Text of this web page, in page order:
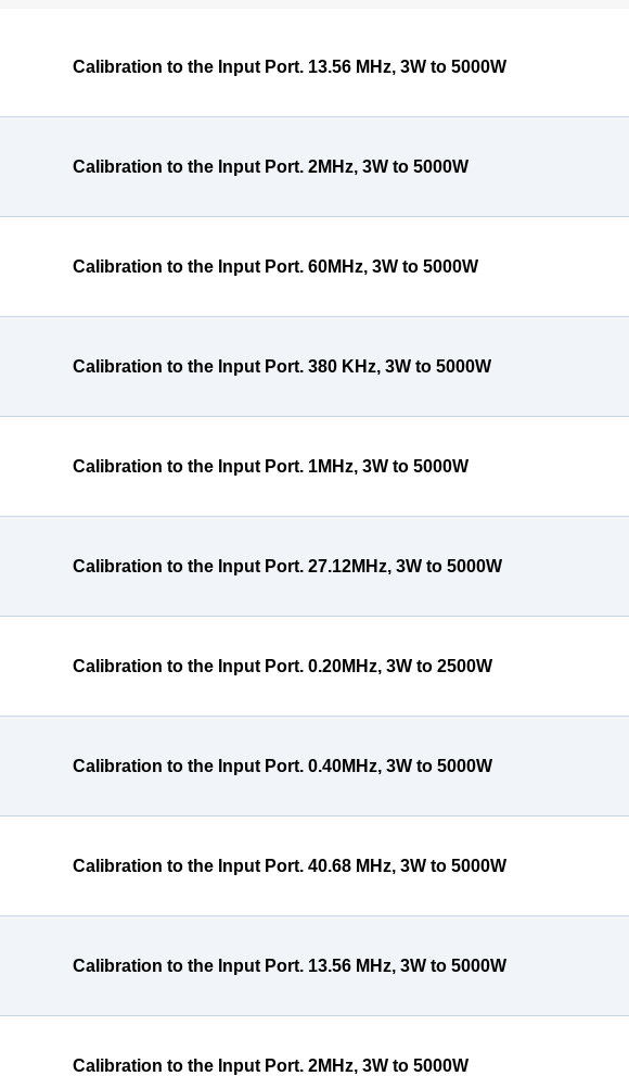
Calibration to the Input Port. 13.56 MHz, 3W to 5000W
Calibration to the Input Port. 2MHz, 3W to 5000W
Calibration to the Input Port. 60MHz, 3W to 5000W
Calibration to the Input Port. 380 KHz, 3W to 5000W
Calibration to the Input Port. 1MHz, 3W to 5000W
Calibration to the Input Port. 27.12MHz, 3W to 5000W
Calibration to the Input Port. 0.20MHz, 3W to 2500W
Calibration to the Input Port. 0.40MHz, 3W to 5000W
Calibration to the Input Port. 40.68 MHz, 3W to 5000W
Calibration to the Input Port. 13.56 MHz, 3W to 5000W
Calibration to the Input Port. 2MHz, 3W to 5000W